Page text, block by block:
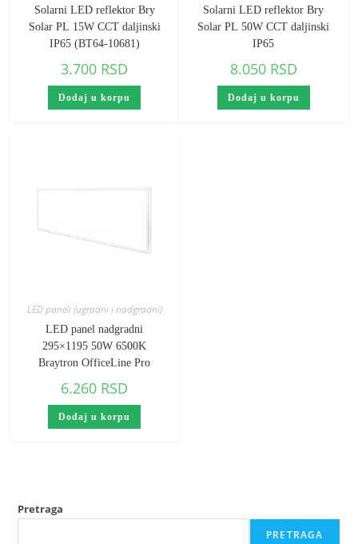
Solarni LED reflektor Bry
Solar PL 15W CCT daljinski
IP65 (BT64-10681)
3.700 RSD
Dodaj u korpu
Solarni LED reflektor Bry
Solar PL 50W CCT daljinski
IP65
8.050 RSD
Dodaj u korpu
LED paneli (ugradni i nadgradni)
LED panel nadgradni
295×1195 50W 6500K
Braytron OfficeLine Pro
6.260 RSD
Dodaj u korpu
Pretraga
PRETRAGA